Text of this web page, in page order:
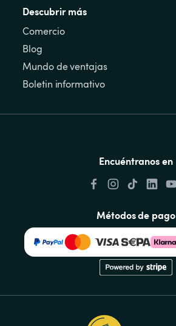
Descubrir más
Comercio
Blog
Mundo de ventajas
Boletin informativo
Encuéntranos en
Métodos de pago